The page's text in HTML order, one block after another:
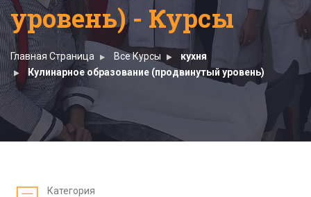
уровень) - Курсы
Главная Страница Все Курсы
кухня
Кулинарное образование (продвинутый уровень)
Категория